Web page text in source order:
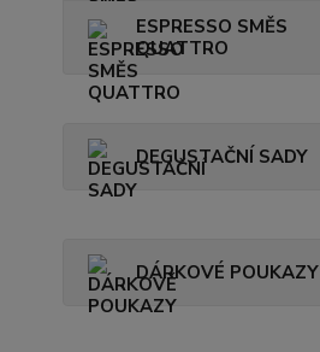
ESPRESSO SMĚS
QUATTRO
DEGUSTAČNÍ SADY
DÁRKOVÉ POUKAZY